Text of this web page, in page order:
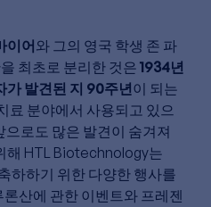
이어와 그의 영국 학생 존 파
최초로 분리한 것은 1934년
가 발견된 지 90주년이 되는
료 분야에서 사용되고 있으
로도 많은 발견이 숨겨져
해 HTL Biotechnology는
하하기 위한 다양한 행사를
산에 관한 이벤트와 프레젠